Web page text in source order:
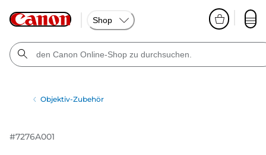
Shop
Objektiv-Zubehör
#7276A001